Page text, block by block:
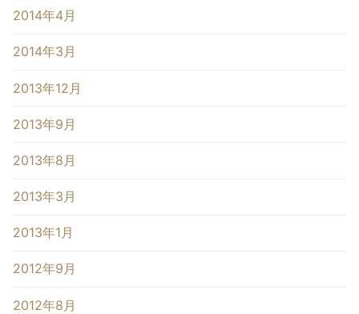
2014年4月
2014年3月
2013年12月
2013年9月
2013年8月
2013年3月
2013年1月
2012年9月
2012年8月